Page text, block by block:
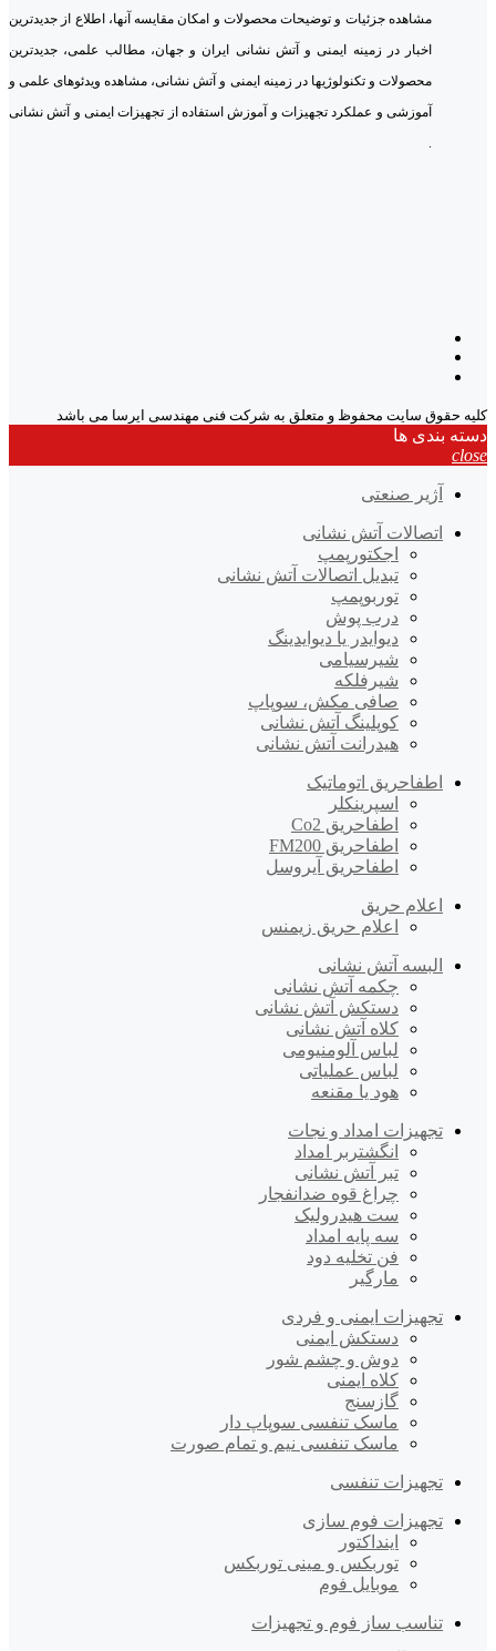
مشاهده جزئیات و توضیحات محصولات و امکان مقایسه آنها، اطلاع از جدیدترین
اخبار در زمینه ایمنی و آتش نشانی ایران و جهان، مطالب علمی، جدیدترین
محصولات و تکنولوژیها در زمینه ایمنی و آتش نشانی، مشاهده ویدئوهای علمی و
آموزشی و عملکرد تجهیزات و آموزش استفاده از تجهیزات ایمنی و آتش نشانی
.
کلیه حقوق سایت محفوظ و متعلق به شرکت فنی مهندسی ایرسا می باشد
دسته بندی ها
close
آژیر صنعتی
اتصالات آتش نشانی
اجکتورپمپ
تبدیل اتصالات آتش نشانی
توربوپمپ
درب پوش
دیوایدر یا دیوایدینگ
شیرسیامی
شیرفلکه
صافی مکش، سوپاپ
کوپلینگ آتش نشانی
هیدرانت آتش نشانی
اطفاحریق اتوماتیک
اسپرینکلر
اطفاحریق Co2
اطفاحریق FM200
اطفاحریق آیروسل
اعلام حریق
اعلام حریق زیمنس
البسه آتش نشانی
چکمه آتش نشانی
دستکش آتش نشانی
کلاه آتش نشانی
لباس آلومنیومی
لباس عملیاتی
هود یا مقنعه
تجهیزات امداد و نجات
انگشتربر امداد
تبر آتش نشانی
چراغ قوه ضدانفجار
ست هیدرولیک
سه پایه امداد
فن تخلیه دود
مارگیر
تجهیزات ایمنی و فردی
دستکش ایمنی
دوش و چشم شور
کلاه ایمنی
گازسنج
ماسک تنفسی سوپاپ دار
ماسک تنفسی نیم و تمام صورت
تجهیزات تنفسی
تجهیزات فوم سازی
اینداکتور
توربکس و مینی توربکس
موبایل فوم
تناسب ساز فوم و تجهیزات